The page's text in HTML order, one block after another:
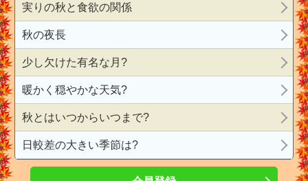
実りの秋と食欲の関係
秋の夜長
少し欠けた有名な月?
暖かく穏やかな天気?
秋とはいつからいつまで?
日較差の大きい季節は?